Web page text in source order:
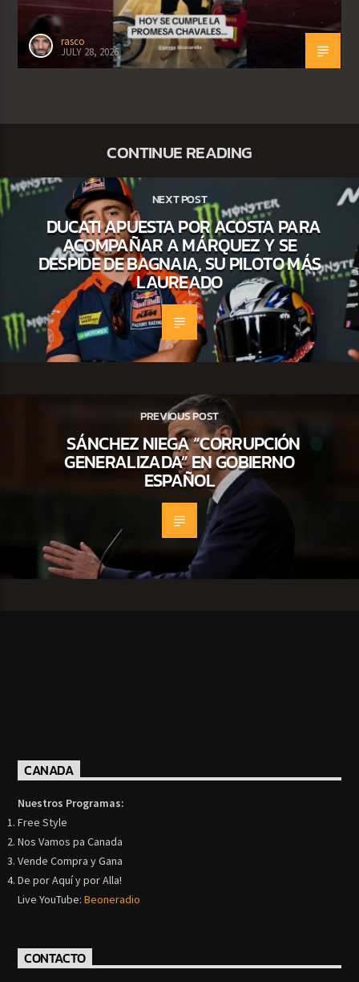
rasco
JULY 28, 2026
CONTINUE READING
NEXT POST
DUCATI APUESTA POR ACOSTA PARA
ACOMPAÑAR A MÁRQUEZ Y SE
DESPIDE DE BAGNAIA, SU PILOTO MÁS
LAUREADO
PREVIOUS POST
SÁNCHEZ NIEGA “CORRUPCIÓN
GENERALIZADA” EN GOBIERNO
ESPAÑOL
CANADA
Nuestros Programas:
Free Style
Nos Vamos pa Canada
Vende Compra y Gana
De por Aquí y por Alla!
Live YouTube:Beoneradio
CONTACTO